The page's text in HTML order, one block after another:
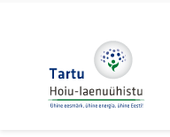
Tartu